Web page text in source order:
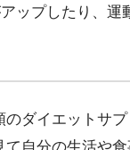
ップしたり、
ダイエットサ